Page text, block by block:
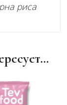
риса